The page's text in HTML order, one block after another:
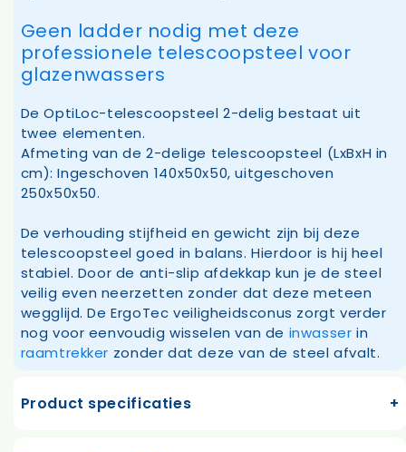
Geen ladder nodig met deze
professionele telescoopsteel voor
glazenwassers
De OptiLoc-telescoopsteel 2-delig bestaat uit
twee elementen.
Afmeting van de 2-delige telescoopsteel (LxBxH in
cm): Ingeschoven 140x50x50, uitgeschoven
250x50x50.
De verhouding stijfheid en gewicht zijn bij deze
telescoopsteel goed in balans. Hierdoor is hij heel
stabiel. Door de anti-slip afdekkap kun je de steel
veilig even neerzetten zonder dat deze meteen
wegglijd. De ErgoTec veiligheidsconus zorgt verder
nog voor eenvoudig wisselen van de inwasser in
raamtrekker zonder dat deze van de steel afvalt.
Product specificaties